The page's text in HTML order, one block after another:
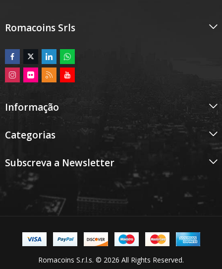
Romacoins Srls
Informação
Categorias
Subscreva a Newsletter
Romacoins S.r.l.s. © 2026 All Rights Reserved.